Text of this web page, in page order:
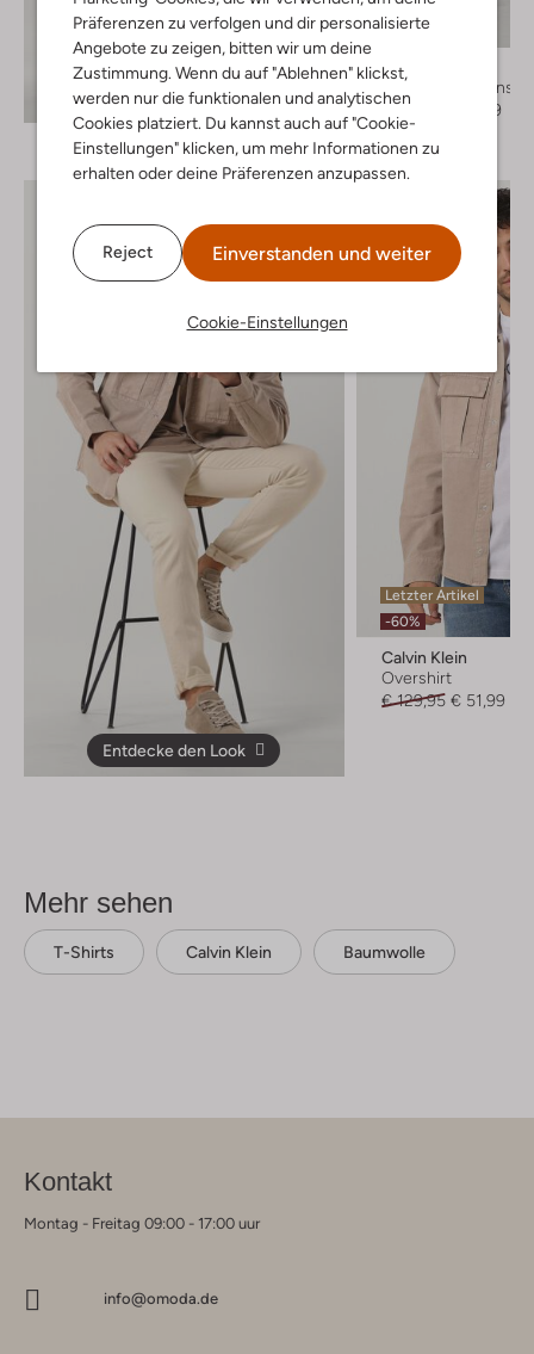
Präferenzen zu verfolgen und dir personalisierte
Angebote zu zeigen, bitten wir um deine
Zustimmung. Wenn du auf "Ablehnen" klickst,
werden nur die funktionalen und analytischen
Cookies platziert. Du kannst auch auf "Cookie-
Einstellungen" klicken, um mehr Informationen zu
erhalten oder deine Präferenzen anzupassen.
Reject Einverstanden und weiter
Cookie-Einstellungen
Entdecke den Look
Letzter Artikel
-40%
Calvin Klein
Straight leg jeans
€ 119,95
€ 71,99
Entdecke den Look
Letzter Artikel
-60%
Calvin Klein
Overshirt
€ 129,95 € 51,99
Mehr sehen
T-Shirts Calvin Klein Baumwolle
Kontakt
Montag - Freitag 09:00 - 17:00 uur
info@omoda.de